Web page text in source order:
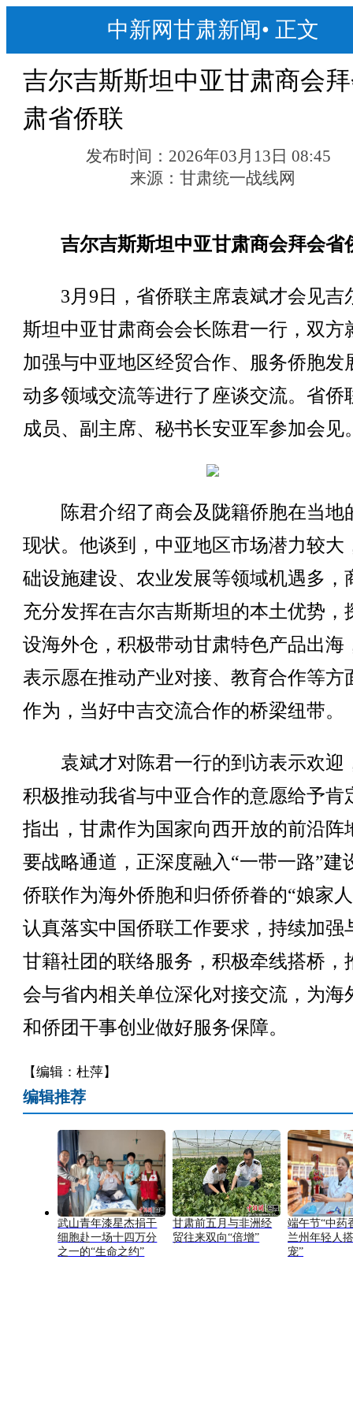
中新网甘肃新闻• 正文
吉尔吉斯斯坦中亚甘肃商会
肃省侨联
发布时间： 2026年03月13日 08:45
来源： 甘肃统一战线网
吉尔吉斯斯坦中亚甘肃商会拜会省
3月9日，省侨联主席袁斌才会见吉
斯坦中亚甘肃商会会长陈君一行，双方
加强与中亚地区经贸合作、服务侨胞发
动多领域交流等进行了座谈交流。省侨
成员、副主席、秘书长安亚军参加会见
陈君介绍了商会及陇籍侨胞在当地
现状。他谈到，中亚地区市场潜力较大
础设施建设、农业发展等领域机遇多，
充分发挥在吉尔吉斯斯坦的本土优势，
设海外仓，积极带动甘肃特色产品出海
表示愿在推动产业对接、教育合作等方
作为，当好中吉交流合作的桥梁纽带。
袁斌才对陈君一行的到访表示欢迎
积极推动我省与中亚合作的意愿给予肯
指出，甘肃作为国家向西开放的前沿阵
要战略通道，正深度融入“一带一路”建
侨联作为海外侨胞和归侨侨眷的“娘家
认真落实中国侨联工作要求，持续加强
甘籍社团的联络服务，积极牵线搭桥，
会与省内相关单位深化对接交流，为海
和侨团干事创业做好服务保障。
【编辑：杜萍】
编辑推荐
武山青年漆星杰捐干
细胞赴一场十四万分
之一的“生命之约”
甘肃前五月与非洲经
贸往来双向“倍增”
端午节“中药
兰州年轻人
宠”